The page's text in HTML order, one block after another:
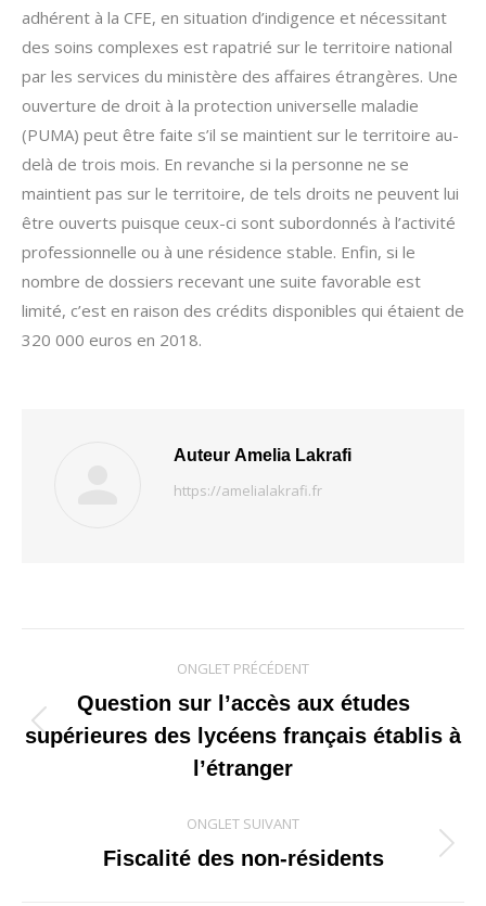
adhérent à la CFE, en situation d’indigence et nécessitant
des soins complexes est rapatrié sur le territoire national
par les services du ministère des affaires étrangères. Une
ouverture de droit à la protection universelle maladie
(PUMA) peut être faite s’il se maintient sur le territoire au-
delà de trois mois. En revanche si la personne ne se
maintient pas sur le territoire, de tels droits ne peuvent lui
être ouverts puisque ceux-ci sont subordonnés à l’activité
professionnelle ou à une résidence stable. Enfin, si le
nombre de dossiers recevant une suite favorable est
limité, c’est en raison des crédits disponibles qui étaient de
320 000 euros en 2018.
Auteur Amelia Lakrafi
https://amelialakrafi.fr
de
commentaire
ONGLET PRÉCÉDENT
Onglet
précédent
Question sur l’accès aux études
supérieures des lycéens français établis à
l’étranger
ONGLET SUIVANT
Onglet
Fiscalité des non-résidents